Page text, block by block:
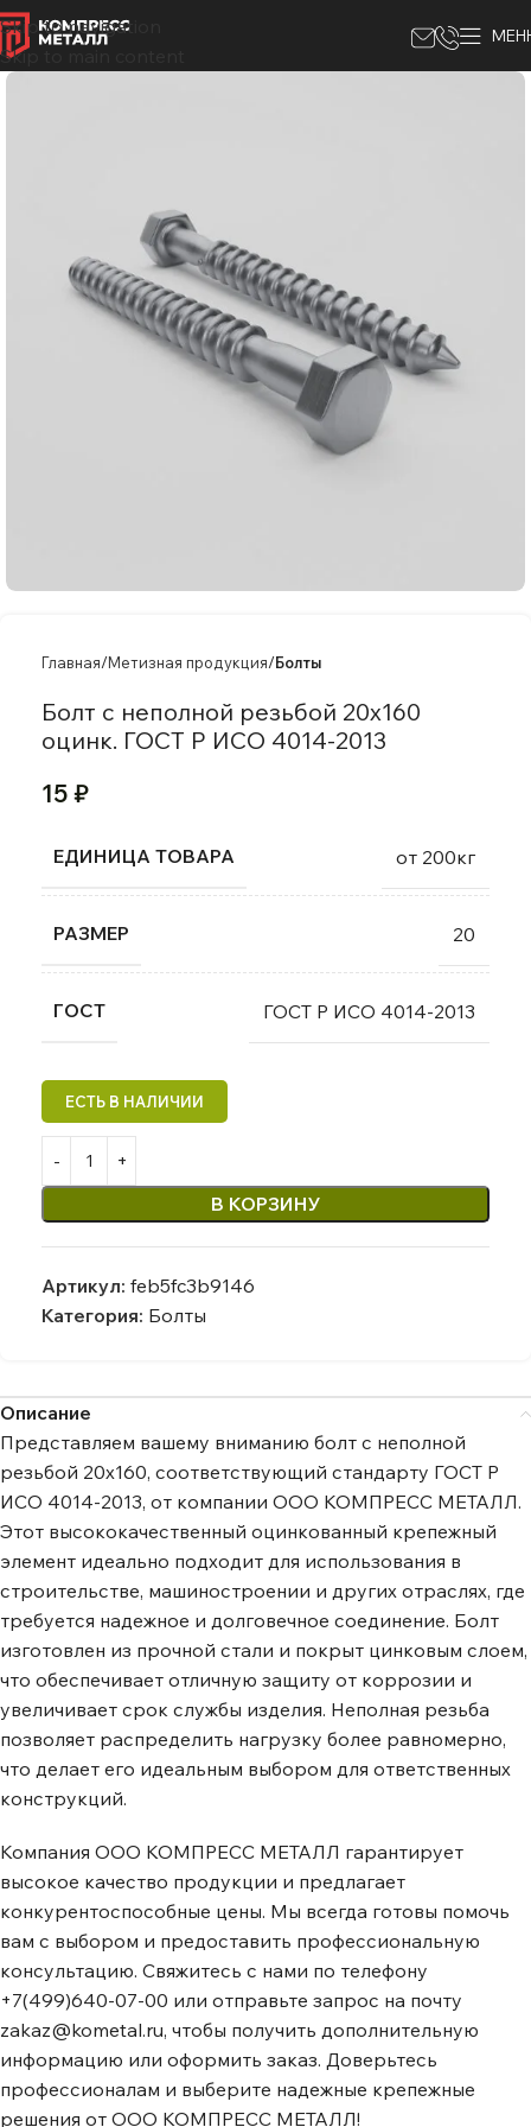
Skip to navigation
Skip to main content
Главная Метизная продукция Болты
Болт с неполной резьбой 20х160
оцинк. ГОСТ Р ИСО 4014-2013
15₽
ЕДИНИЦА ТОВАРА от 200кг
РАЗМЕР 20
ГОСТ ГОСТ Р ИСО 4014-2013
В КОРЗИНУ
Артикул: feb5fc3b9146
Категория: Болты
Описание
Представляем вашему вниманию болт с неполной
резьбой 20х160, соответствующий стандарту ГОСТ Р
ИСО 4014-2013, от компании ООО КОМПРЕСС МЕТАЛЛ.
Этот высококачественный оцинкованный крепежный
элемент идеально подходит для использования в
строительстве, машиностроении и других отраслях, где
требуется надежное и долговечное соединение. Болт
изготовлен из прочной стали и покрыт цинковым слоем,
что обеспечивает отличную защиту от коррозии и
увеличивает срок службы изделия. Неполная резьба
позволяет распределить нагрузку более равномерно,
что делает его идеальным выбором для ответственных
конструкций.
Компания ООО КОМПРЕСС МЕТАЛЛ гарантирует
высокое качество продукции и предлагает
конкурентоспособные цены. Мы всегда готовы помочь
вам с выбором и предоставить профессиональную
консультацию. Свяжитесь с нами по телефону
+7(499)640-07-00 или отправьте запрос на почту
zakaz@kometal.ru, чтобы получить дополнительную
информацию или оформить заказ. Доверьтесь
профессионалам и выберите надежные крепежные
решения от ООО КОМПРЕСС МЕТАЛЛ!